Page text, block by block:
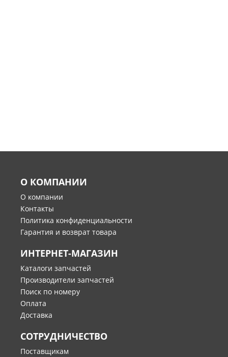
О КОМПАНИИ
О компании
Контакты
Политика конфиденциальности
Гарантия и возврат товара
ИНТЕРНЕТ-МАГАЗИН
Каталоги запчастей
Производители запчастей
Поиск по номеру
Оплата
Доставка
СОТРУДНИЧЕСТВО
Поставщикам